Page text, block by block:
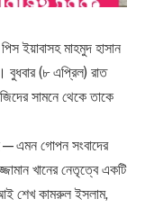
ইয়াবাসহ মাহমুদ হাসান
বুধবার (৮ এপ্রিল) রাত
সামনে থেকে তাকে
গোপন সংবাদের
খানের নেতৃত্বে একটি
শেখ কামরুল ইসলাম,